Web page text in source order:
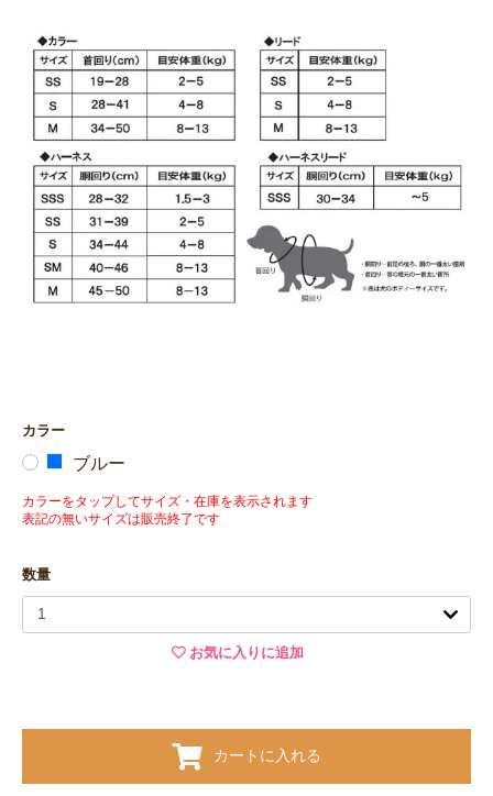
カラー
ブルー
カラーをタップしてサイズ・在庫を表示されます
表記の無いサイズは販売終了です
数量
お気に入りに追加
カートに入れる